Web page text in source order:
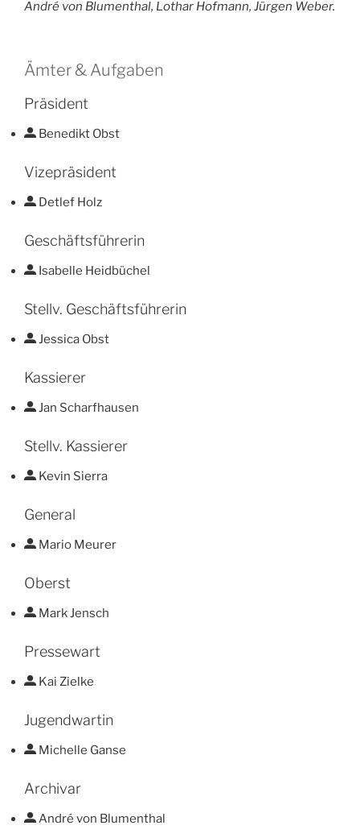
André von Blumenthal, Lothar Hofmann, Jürgen Weber.
Ämter & Aufgaben
Präsident
Benedikt Obst
Vizepräsident
Detlef Holz
Geschäftsführerin
Isabelle Heidbüchel
Stellv. Geschäftsführerin
Jessica Obst
Kassierer
Jan Scharfhausen
Stellv. Kassierer
Kevin Sierra
General
Mario Meurer
Oberst
Mark Jensch
Pressewart
Kai Zielke
Jugendwartin
Michelle Ganse
Archivar
André von Blumenthal